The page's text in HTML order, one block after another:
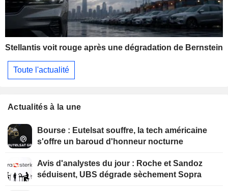
Stellantis voit rouge après une dégradation de Bernstein
Toute l'actualité
Actualités à la une
Bourse : Eutelsat souffre, la tech américaine
s'offre un baroud d'honneur nocturne
Avis d'analystes du jour : Roche et Sandoz
séduisent, UBS dégrade sèchement Sopra